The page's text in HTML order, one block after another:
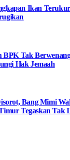
Ikan
BPK Tak
Hak Jemaah
Bang Mimi
Tegaskan Tak